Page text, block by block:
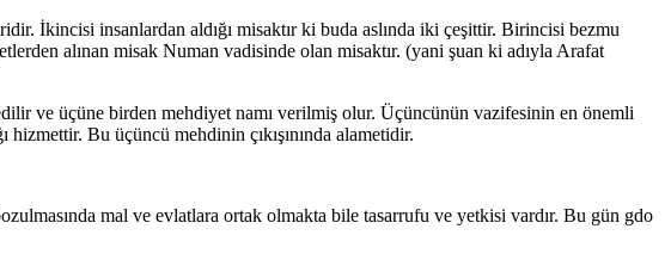
İkincisi insanlardan aldığı misaktır ki buda aslında iki çeşittir. Birincisi bezmu
alınan misak Numan vadisinde olan misaktır. (yani şuan ki adıyla Arafat
ve üçüne birden mehdiyet namı verilmiş olur. Üçüncünün vazifesinin en önemli
hizmettir. Bu üçüncü mehdinin çıkışınında alametidir.
mal ve evlatlara ortak olmakta bile tasarrufu ve yetkisi vardır. Bu gün gdo